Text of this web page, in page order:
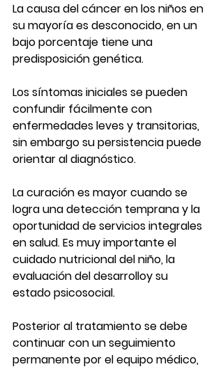
La causa del cáncer en los niños en
su mayoría es desconocido, en un
bajo porcentaje tiene una
predisposición genética.
Los síntomas iniciales se pueden
confundir fácilmente con
enfermedades leves y transitorias,
sin embargo su persistencia puede
orientar al diagnóstico.
La curación es mayor cuando se
logra una detección temprana y la
oportunidad de servicios integrales
en salud. Es muy importante el
cuidado nutricional del niño, la
evaluación del desarrolloy su
estado psicosocial.
Posterior al tratamiento se debe
continuar con un seguimiento
permanente por el equipo médico,